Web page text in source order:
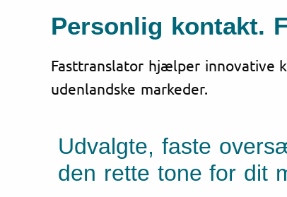
Personlig kontakt.
Fasttranslator hjælper innovative
udenlandske markeder.
Udvalgte, faste
den rette tone for dit